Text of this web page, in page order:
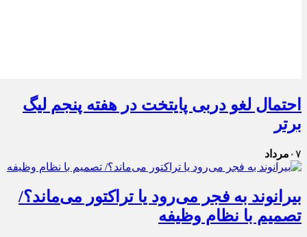
احتمال لغو دربی پایتخت در هفته پنجم لیگ
برتر
۰۷ مرداد
بیرانوند به فجر می‌رود یا تراکتور می‌ماند؟/
تصمیم با نظام وظیفه